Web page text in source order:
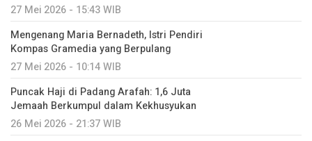
27 Mei 2026 - 15:43 WIB
Mengenang Maria Bernadeth, Istri Pendiri
Kompas Gramedia yang Berpulang
27 Mei 2026 - 10:14 WIB
Puncak Haji di Padang Arafah: 1,6 Juta
Jemaah Berkumpul dalam Kekhusyukan
26 Mei 2026 - 21:37 WIB